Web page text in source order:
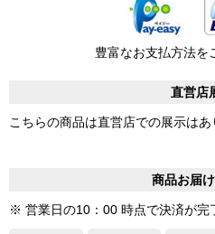
豊富なお支払方法を
直営店
こちらの商品は直営店での展示はあ
商品お届
※ 営業日の10：00 時点で決済が完